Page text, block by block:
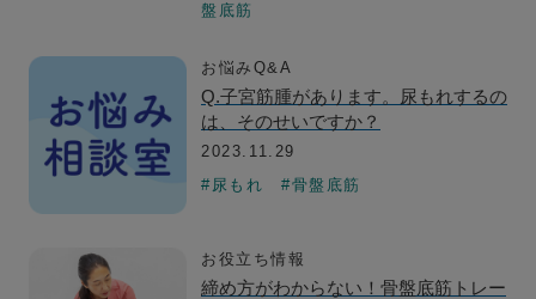
盤底筋
お悩みQ&A
Q.子宮筋腫があります。尿もれするの
は、そのせいですか？
2023.11.29
#尿もれ
#骨盤底筋
お役立ち情報
締め方がわからない！骨盤底筋トレー